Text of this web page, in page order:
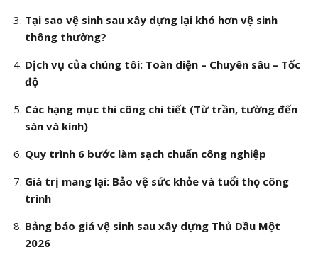
Tại sao vệ sinh sau xây dựng lại khó hơn vệ sinh
thông thường?
Dịch vụ của chúng tôi: Toàn diện – Chuyên sâu – Tốc
độ
Các hạng mục thi công chi tiết (Từ trần, tường đến
sàn và kính)
Quy trình 6 bước làm sạch chuẩn công nghiệp
Giá trị mang lại: Bảo vệ sức khỏe và tuổi thọ công
trình
Bảng báo giá vệ sinh sau xây dựng Thủ Dầu Một
2026